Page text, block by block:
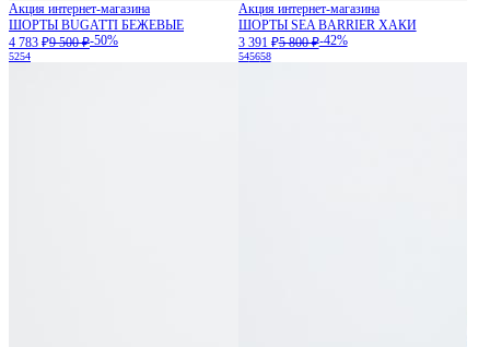
Акция интернет-магазина
ШОРТЫ BUGATTI БЕЖЕВЫЕ
4 783 ₽9 500 ₽-50%
5254
Акция интернет-магазина
ШОРТЫ SEA BARRIER ХАКИ
3 391 ₽5 800 ₽-42%
545658